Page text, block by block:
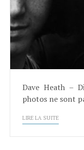
Dave Heath –
photos ne sont
LIRE LA SUITE